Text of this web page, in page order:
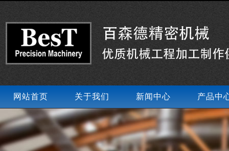
网站首页 关于我们 新闻中心 产品中